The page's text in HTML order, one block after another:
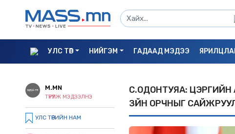
УЛС ТӨР НИЙГЭМ ГАДААД МЭДЭЭ
M.MN
ТҮРҮҮЛЖ МЭДЭЭЛНЭ
УЛС ТӨРИЙН НАМ
С.ОДОНТУЯА: ЦЭРГИЙН
ЗҮЙН ОРЧНЫГ